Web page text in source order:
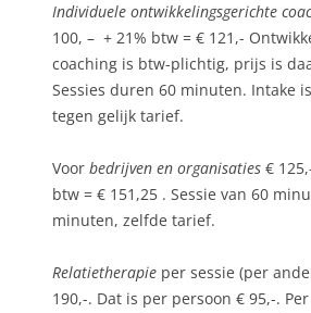
Individuele ontwikkelingsgerichte
100, – + 21% btw = € 121,-
coaching is btw-plichtig, prijs is
Sessies duren 60 minuten. Intake
tegen gelijk tarief.
Voor bedrijven en organisaties €
btw = € 151,25 . Sessie van 60
minuten, zelfde tarief.
Relatietherapie per sessie (per
190,-. Dat is per persoon € 95,-.